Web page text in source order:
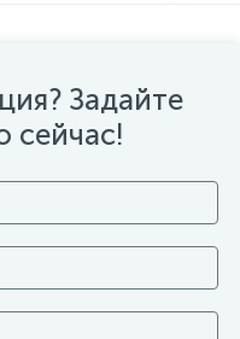
Задайте
сейчас!